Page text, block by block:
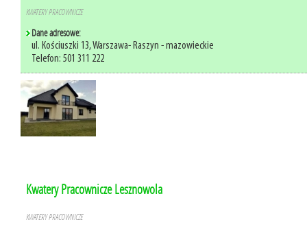
KWATERY PRACOWNICZE
Dane adresowe:
ul. Kościuszki 13, Warszawa- Raszyn - mazowieckie
Telefon: 501 311 222
Kwatery Pracownicze Lesznowola
KWATERY PRACOWNICZE